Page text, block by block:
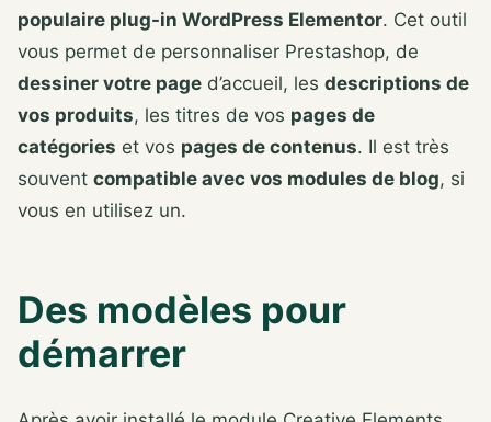
populaire plug-in WordPress Elementor. Cet outil
vous permet de personnaliser Prestashop, de
dessiner votre page d’accueil, les descriptions de
vos produits, les titres de vos pages de
catégories et vos pages de contenus. Il est très
souvent compatible avec vos modules de blog, si
vous en utilisez un.
Des modèles pour
démarrer